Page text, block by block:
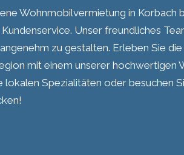
Wohnmobilvermietung in Korbach
Unser freundliches
zu gestalten. Erleben Sie
mit einem unserer hochwertigen
lokalen Spezialitäten oder besuchen